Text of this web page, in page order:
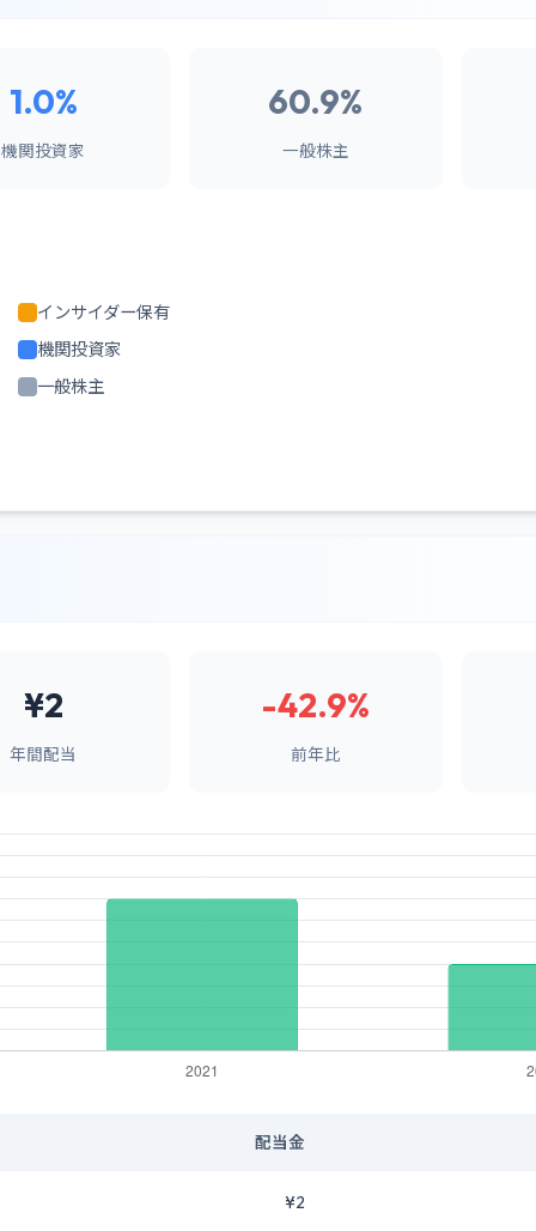
1.0%
機関投資家
60.9%
一般株主
インサイダー保有
機関投資家
一般株主
¥2
年間配当
-42.9%
前年比
配当金
¥2